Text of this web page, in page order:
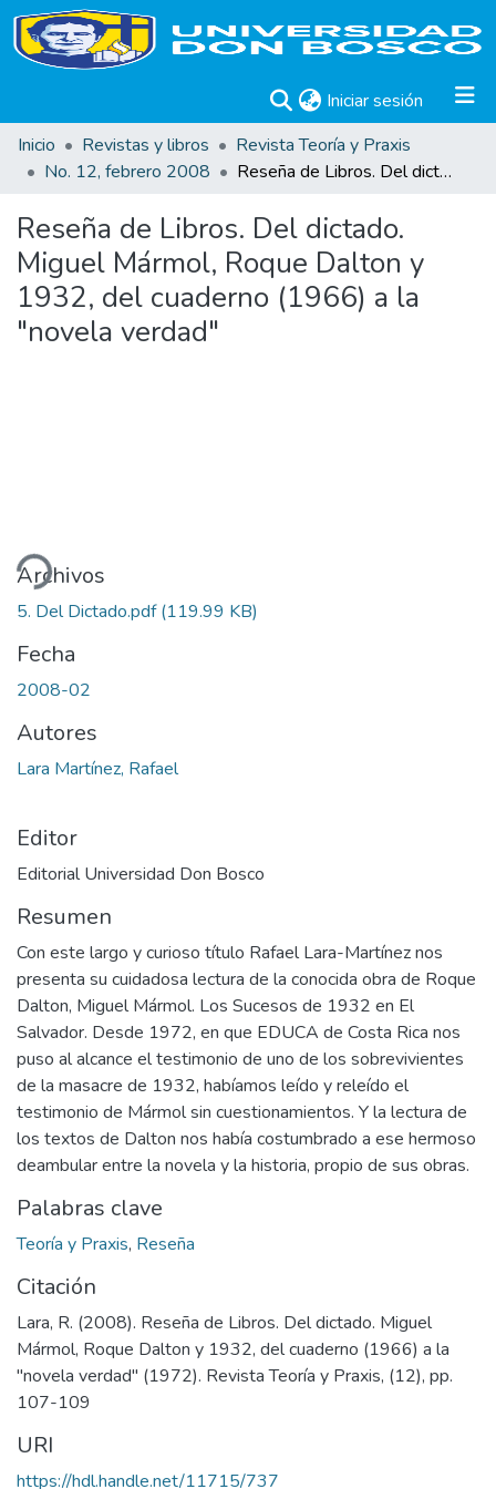
Iniciar sesión (current)
Inicio
Revistas y libros
Revista Teoría y Praxis
No. 12, febrero 2008
Reseña de Libros. Del dictado. Miguel Mármol, Roque Dalton y 1932, del cuaderno (1966) a la "novela verdad"
Reseña de Libros. Del dictado.
Miguel Mármol, Roque Dalton y
1932, del cuaderno (1966) a la
"novela verdad"
Archivos
5. Del Dictado.pdf(119.99 KB)
Fecha
2008-02
Autores
Lara Martínez, Rafael
Editor
Editorial Universidad Don Bosco
Resumen
Con este largo y curioso título Rafael Lara-Martínez nos
presenta su cuidadosa lectura de la conocida obra de Roque
Dalton, Miguel Mármol. Los Sucesos de 1932 en El
Salvador. Desde 1972, en que EDUCA de Costa Rica nos
puso al alcance el testimonio de uno de los sobrevivientes
de la masacre de 1932, habíamos leído y releído el
testimonio de Mármol sin cuestionamientos. Y la lectura de
los textos de Dalton nos había costumbrado a ese hermoso
deambular entre la novela y la historia, propio de sus obras.
Palabras clave
Teoría y Praxis, Reseña
Citación
Lara, R. (2008). Reseña de Libros. Del dictado. Miguel
Mármol, Roque Dalton y 1932, del cuaderno (1966) a la
"novela verdad" (1972). Revista Teoría y Praxis, (12), pp.
107-109
URI
https://hdl.handle.net/11715/737